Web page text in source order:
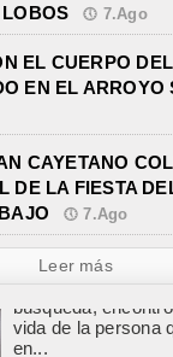
7.Ago
EL CUERPO
EN EL ARROYO
CAYETANO
DE LA FIESTA
7.Ago
Leer más
LA CAPILLA SAN
COLMADA EN LA